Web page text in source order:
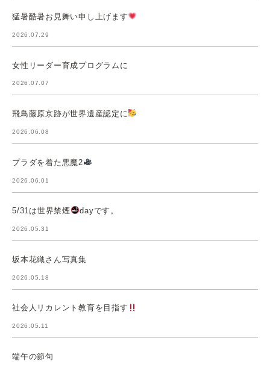
猛暑酷暑お見舞い申し上げます
2026.07.29
女性リーダー育成プログラムに
2026.07.07
飛鳥藤原京跡が世界遺産認定に
2026.06.08
プラダを着た悪魔2
2026.06.01
5/31は世界禁煙 dayです。
2026.05.31
坂本花織さん写真集
2026.05.18
社会人リカレント教育を目指す
2026.05.11
端午の節句